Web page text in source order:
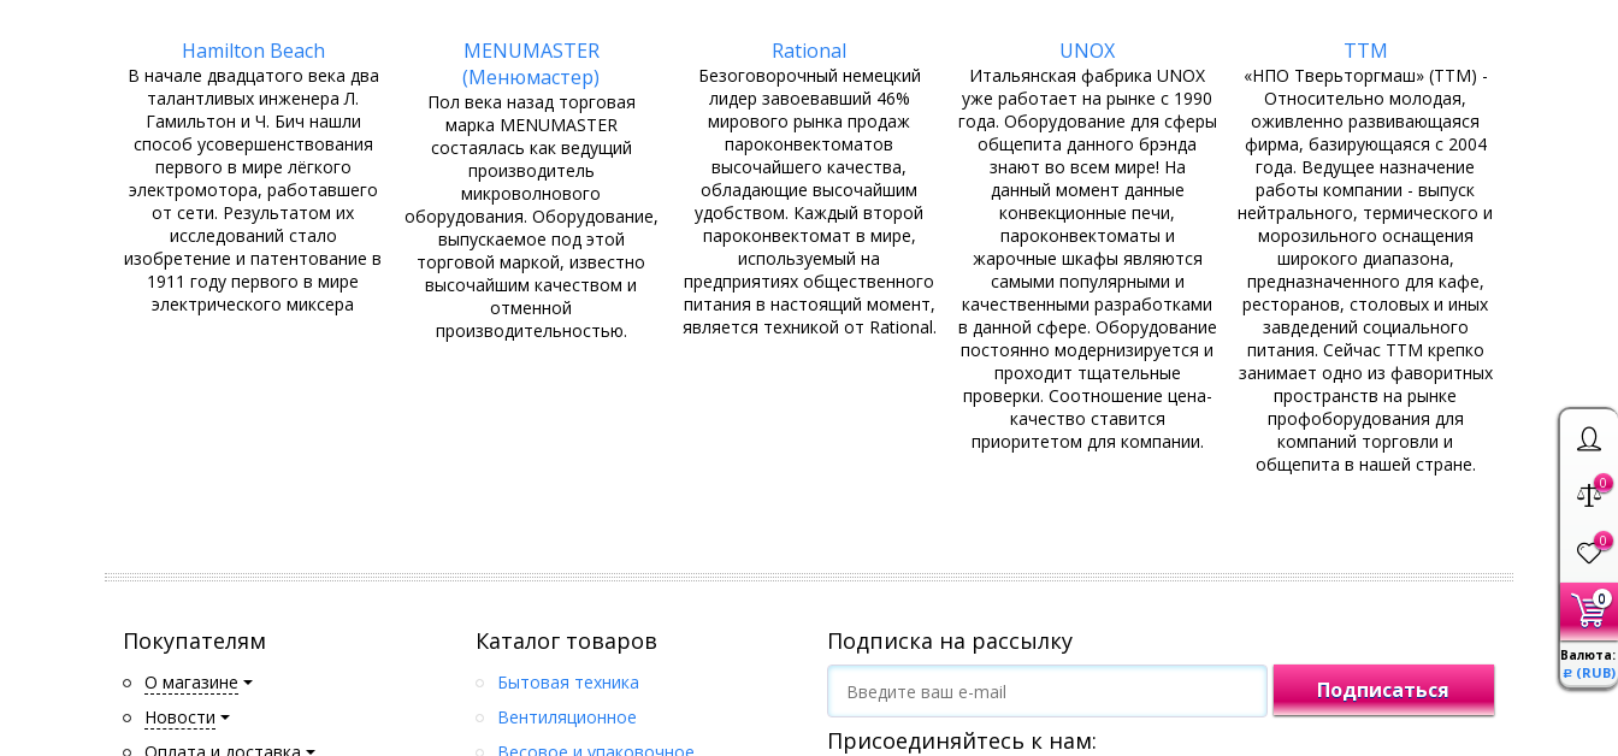
0
0
0
Валюта:
Р (RUB)
Hamilton Beach
В начале двадцатого века два
талантливых инженера Л.
Гамильтон и Ч. Бич нашли
способ усовершенствования
первого в мире лёгкого
электромотора, работавшего
от сети. Результатом их
исследований стало
изобретение и патентование в
1911 году первого в мире
электрического миксера
MENUMASTER
(Менюмастер)
Пол века назад торговая
марка MENUMASTER
состаялась как ведущий
производитель
микроволнового
оборудования. Оборудование,
выпускаемое под этой
торговой маркой, известно
высочайшим качеством и
отменной
производительностью.
Rational
Безоговорочный немецкий
лидер завоевавший 46%
мирового рынка продаж
пароконвектоматов
высочайшего качества,
обладающие высочайшим
удобством. Каждый второй
пароконвектомат в мире,
используемый на
предприятиях общественного
питания в настоящий момент,
является техникой от Rational.
UNOX
Итальянская фабрика UNOX
уже работает на рынке с 1990
года. Оборудование для сферы
общепита данного брэнда
знают во всем мире! На
данный момент данные
конвекционные печи,
пароконвектоматы и
жарочные шкафы являются
самыми популярными и
качественными разработками
в данной сфере. Оборудование
постоянно модернизируется и
проходит тщательные
проверки. Соотношение цена-
качество ставится
приоритетом для компании.
ТТМ
«НПО Тверьторгмаш» (ТТМ) -
Относительно молодая,
оживленно развивающаяся
фирма, базирующаяся с 2004
года. Ведущее назначение
работы компании - выпуск
нейтрального, термического и
морозильного оснащения
широкого диапазона,
предназначенного для кафе,
ресторанов, столовых и иных
завдедений социального
питания. Сейчас ТТМ крепко
занимает одно из фаворитных
пространств на рынке
профоборудования для
компаний торговли и
общепита в нашей стране.
Покупателям
О магазине
Новости
Каталог товаров
Бытовая техника
Вентиляционное
Подписка на рассылку
Подписаться
Присоединяйтесь к нам: